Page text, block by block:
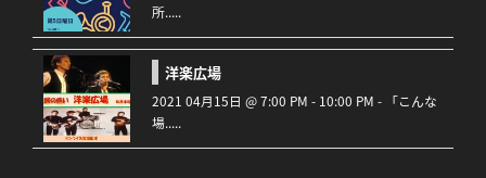
所.....
洋楽広場
2021 04月15日 @ 7:00 PM - 10:00 PM - 「こんな
場.....